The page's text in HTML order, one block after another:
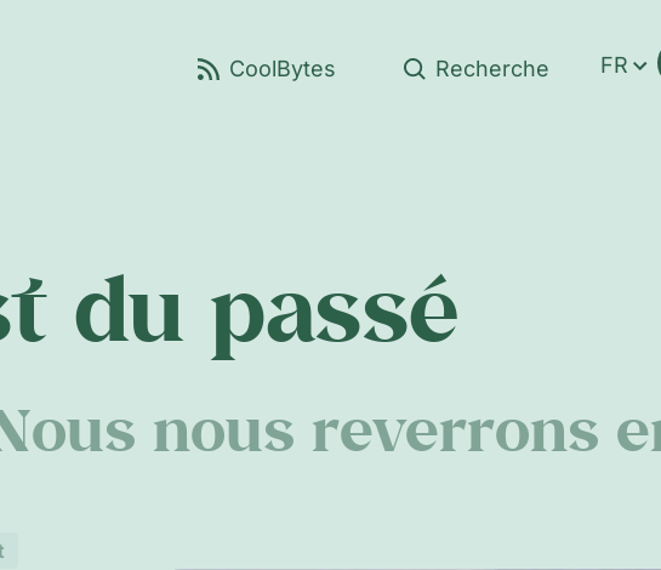
FR
du passé
nous reverrons